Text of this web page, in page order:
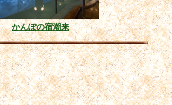
かんぽの宿潮来